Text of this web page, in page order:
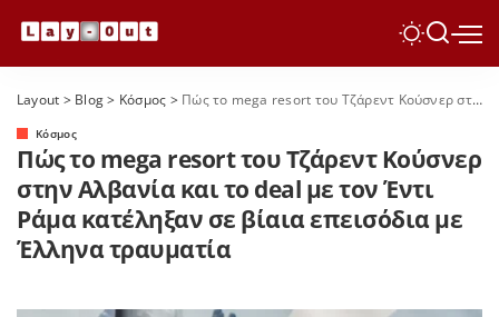
Layout > Blog> Κόσμος > Πώς το mega resort του Τζάρεντ Κούσνερ στην Αλβανία και το deal με τον Έντι Ράμα κατέληξαν σε βίαια επεισόδια με Έλληνα τραυματία
Κόσμος
Πώς το mega resort του Τζάρεντ Κούσνερ
στην Αλβανία και το deal με τον Έντι
Ράμα κατέληξαν σε βίαια επεισόδια με
Έλληνα τραυματία